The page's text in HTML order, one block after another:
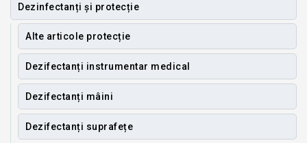
Dezinfectanți și protecție
Alte articole protecție
Dezifectanți instrumentar medical
Dezifectanți mâini
Dezifectanți suprafețe